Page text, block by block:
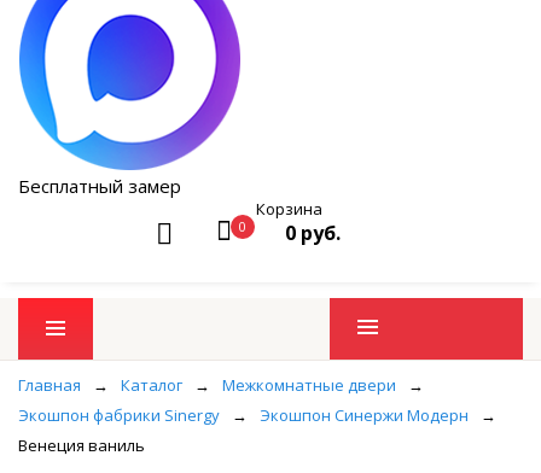
Бесплатный замер
0
Корзина
0 руб.
Промо товары
Главная → Каталог → Межкомнатные двери
→
Экошпон фабрики Sinergy
→ Экошпон Синержи Модерн
→
Венеция ваниль